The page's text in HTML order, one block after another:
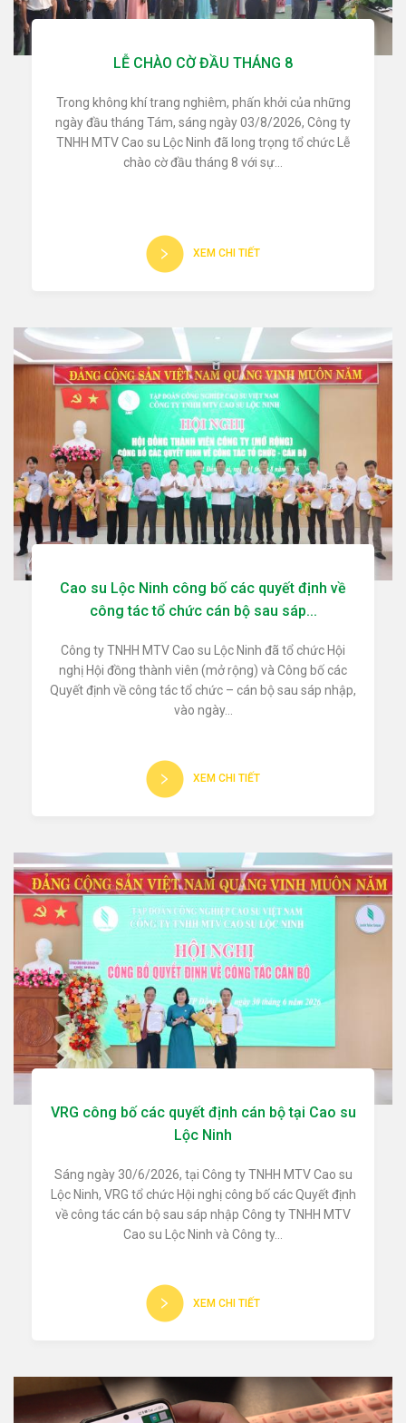
LỄ CHÀO CỜ ĐẦU THÁNG 8
Trong không khí trang nghiêm, phấn khởi của những
ngày đầu tháng Tám, sáng ngày 03/8/2026, Công ty
TNHH MTV Cao su Lộc Ninh đã long trọng tổ chức Lễ
chào cờ đầu tháng 8 với sự...
XEM CHI TIẾT
Cao su Lộc Ninh công bố các quyết định về
công tác tổ chức cán bộ sau sáp...
Công ty TNHH MTV Cao su Lộc Ninh đã tổ chức Hội
nghị Hội đồng thành viên (mở rộng) và Công bố các
Quyết định về công tác tổ chức – cán bộ sau sáp nhập,
vào ngày...
XEM CHI TIẾT
VRG công bố các quyết định cán bộ tại Cao su
Lộc Ninh
Sáng ngày 30/6/2026, tại Công ty TNHH MTV Cao su
Lộc Ninh, VRG tổ chức Hội nghị công bố các Quyết định
về công tác cán bộ sau sáp nhập Công ty TNHH MTV
Cao su Lộc Ninh và Công ty...
XEM CHI TIẾT